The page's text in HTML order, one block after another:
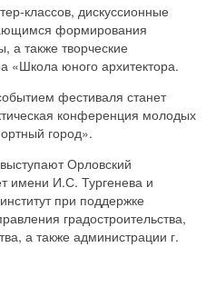
классов, дискуссионные
формирования
а также творческие
«Школа юного архитектора.
фестиваля станет
конференция молодых
город».
Орловский
имени И.С. Тургенева и
при поддержке
градостроительства,
а также администрации г.